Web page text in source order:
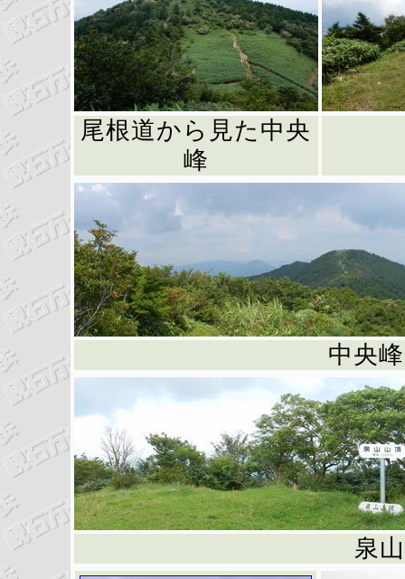
尾根道から見た中央
峰
中央
泉